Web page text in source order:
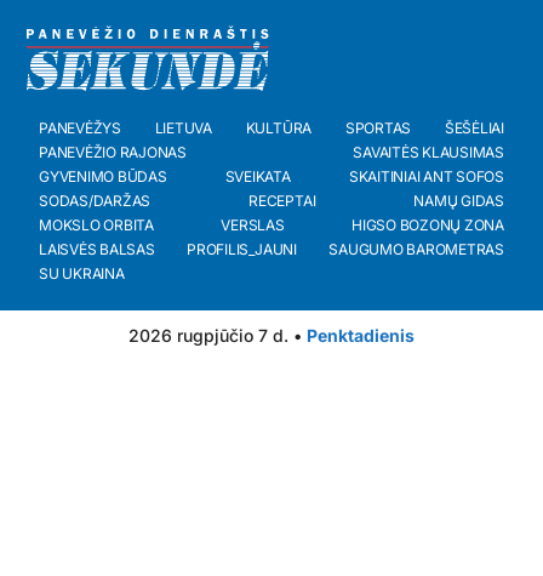
PANEVĖŽYS LIETUVA KULTŪRA SPORTAS
ŠEŠĖLIAI
PANEVĖŽIO RAJONAS
SAVAITĖS KLAUSIMAS
GYVENIMO BŪDAS
SVEIKATA
SKAITINIAI ANT SOFOS
SODAS/DARŽAS
RECEPTAI
NAMŲ GIDAS
MOKSLO ORBITA
VERSLAS
HIGSO BOZONŲ ZONA
LAISVĖS BALSAS
PROFILIS_JAUNI
SAUGUMO BAROMETRAS
SU UKRAINA
2026 rugpjūčio 7 d. • Penktadienis